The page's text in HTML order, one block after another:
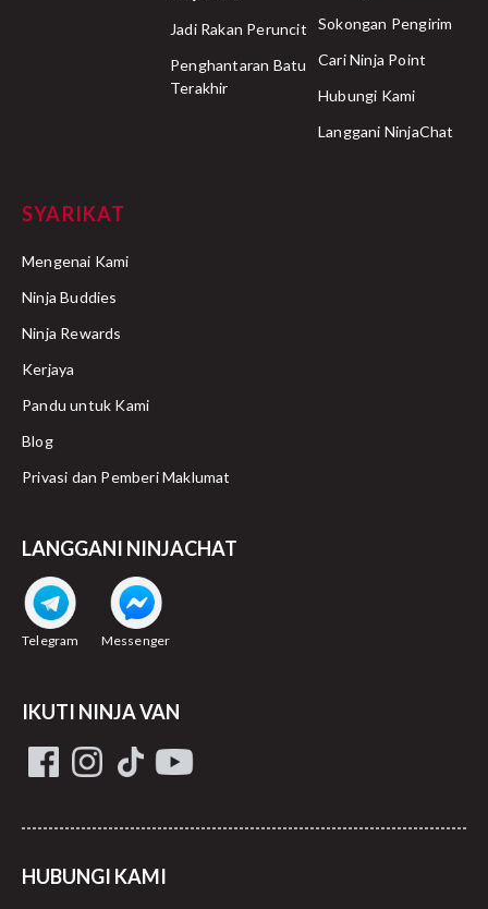
Jadi Rakan Peruncit
Penghantaran Batu
Terakhir
Sokongan Pengirim
Cari Ninja Point
Hubungi Kami
Langgani NinjaChat
SYARIKAT
Mengenai Kami
Ninja Buddies
Ninja Rewards
Kerjaya
Pandu untuk Kami
Blog
Privasi dan Pemberi Maklumat
LANGGANI NINJACHAT
Telegram Messenger
IKUTI NINJA VAN
HUBUNGI KAMI